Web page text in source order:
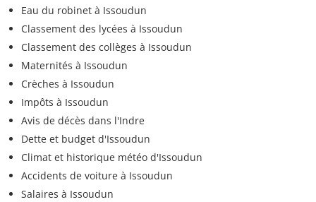
Eau du robinet à Issoudun
Classement des lycées à Issoudun
Classement des collèges à Issoudun
Maternités à Issoudun
Crèches à Issoudun
Impôts à Issoudun
Avis de décès dans l'Indre
Dette et budget d'Issoudun
Climat et historique météo d'Issoudun
Accidents de voiture à Issoudun
Salaires à Issoudun